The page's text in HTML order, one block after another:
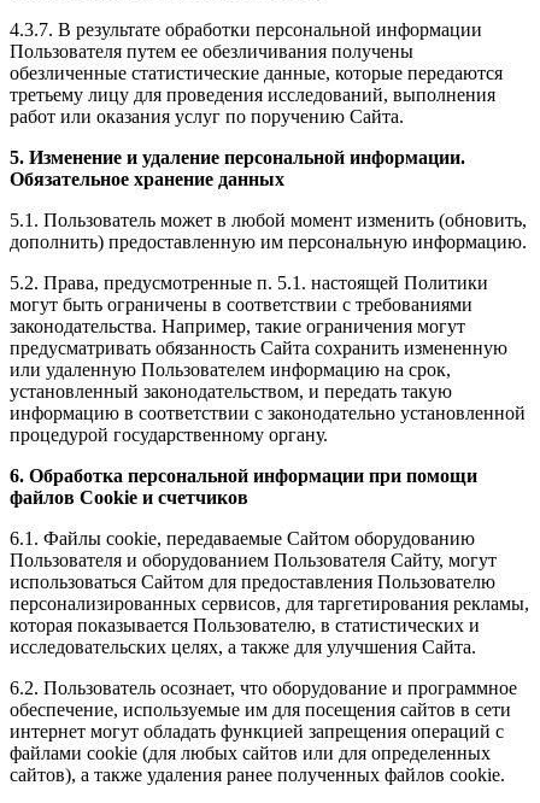
4.3.7. В результате обработки персональной информации
Пользователя путем ее обезличивания получены
обезличенные статистические данные, которые передаются
третьему лицу для проведения исследований, выполнения
работ или оказания услуг по поручению Сайта.
5. Изменение и удаление персональной информации.
Обязательное хранение данных
5.1. Пользователь может в любой момент изменить (обновить,
дополнить) предоставленную им персональную информацию.
5.2. Права, предусмотренные п. 5.1. настоящей Политики
могут быть ограничены в соответствии с требованиями
законодательства. Например, такие ограничения могут
предусматривать обязанность Сайта сохранить измененную
или удаленную Пользователем информацию на срок,
установленный законодательством, и передать такую
информацию в соответствии с законодательно установленной
процедурой государственному органу.
6. Обработка персональной информации при помощи
файлов Cookie и счетчиков
6.1. Файлы cookie, передаваемые Сайтом оборудованию
Пользователя и оборудованием Пользователя Сайту, могут
использоваться Сайтом для предоставления Пользователю
персонализированных сервисов, для таргетирования рекламы,
которая показывается Пользователю, в статистических и
исследовательских целях, а также для улучшения Сайта.
6.2. Пользователь осознает, что оборудование и программное
обеспечение, используемые им для посещения сайтов в сети
интернет могут обладать функцией запрещения операций с
файлами cookie (для любых сайтов или для определенных
сайтов), а также удаления ранее полученных файлов cookie.